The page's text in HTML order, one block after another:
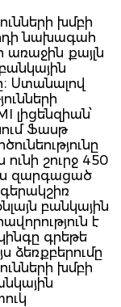
խմբի
նախագահ
առաջին քայլն
Ստանալով
լիցենզիան՝
Ֆասթ
ունի շուրջ 450
զարգացած
բանկային
է
գրեթե
ձեռքբերումը
խմբի